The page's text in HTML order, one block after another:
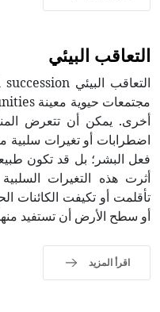
التعاقب البيئي
أخرى. يمكن أن تتعرض
اضطرابات أو تغيرات سلبية
فعل البشر؛ بل قد تكون
أثرت هذه التغيرات
تأقلمت أو تكيفت الكائنات
أو سطح الأرض أن تستفيد
اقرأ المزيد